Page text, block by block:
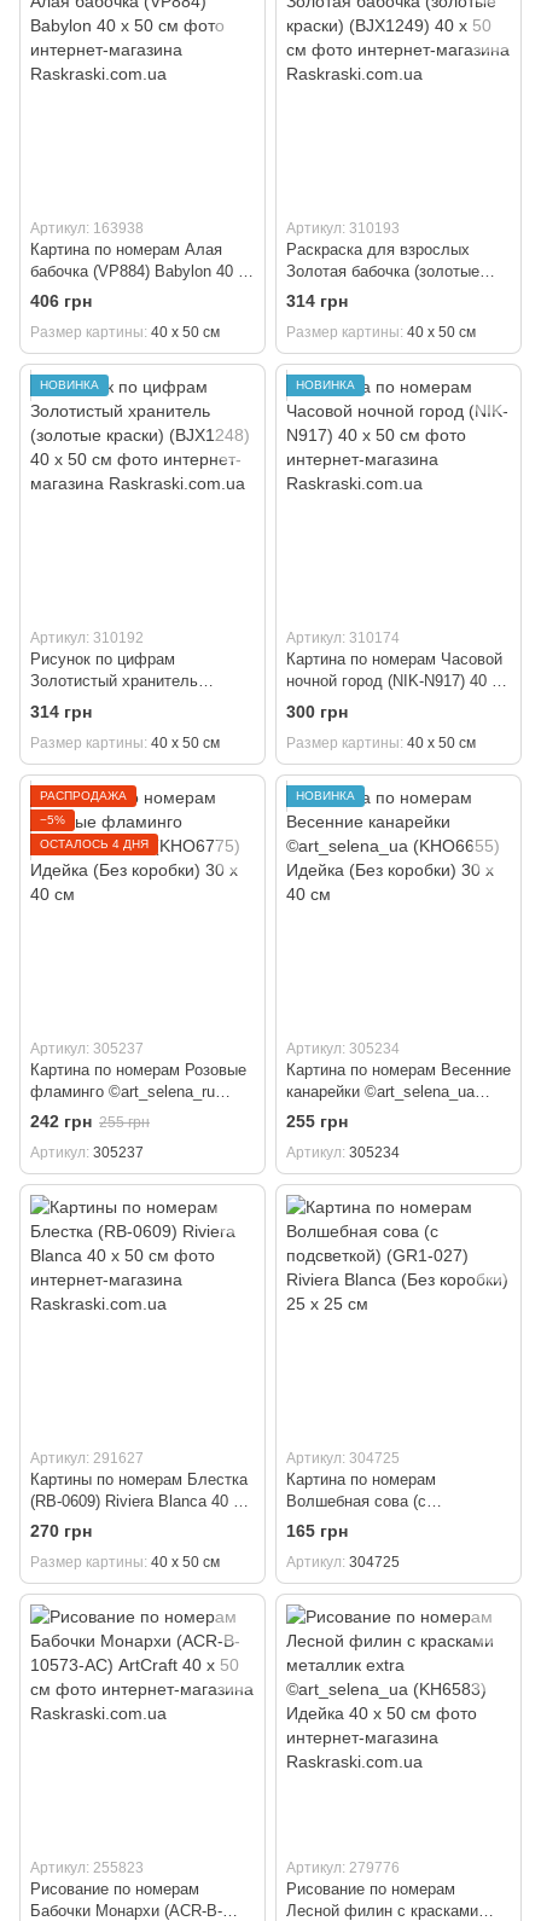
Артикул: 163938
Картина по номерам Алая
бабочка (VP884) Babylon 40 х
50 см
406 грн
Размер картины 40 х 50 см
Артикул: 310193
Раскраска для взрослых
Золотая бабочка (золотые
краски) (BJX1249) 40 х 50 см
314 грн
Размер картины 40 х 50 см
НОВИНКА
Артикул: 310192
Рисунок по цифрам
Золотистый хранитель
(золотые краски) (BJX1248) 40
х 50 см
314 грн
Размер картины 40 х 50 см
НОВИНКА
Артикул: 310174
Картина по номерам Часовой
ночной город (NIK-N917) 40 х
50 см
300 грн
Размер картины 40 х 50 см
РАСПРОДАЖА
−5%
ОСТАЛОСЬ 4 ДНЯ
Артикул: 305237
Картина по номерам Розовые
фламинго ©art_selena_ru
(KHO6775) Идейка (Без
коробки) 30 х 40 см
242 грн 255 грн
Артикул 305237
НОВИНКА
Артикул: 305234
Картина по номерам Весенние
канарейки ©art_selena_ua
(KHO6655) Идейка (Без
коробки) 30 х 40 см
255 грн
Артикул 305234
Артикул: 291627
Картины по номерам Блестка
(RB-0609) Riviera Blanca 40 х
50 см
270 грн
Размер картины 40 х 50 см
Артикул: 304725
Картина по номерам
Волшебная сова (с
подсветкой) (GR1-027) Riviera
Blanca (Без коробки) 25 х 25
см
165 грн
Артикул 304725
Артикул: 255823
Рисование по номерам
Бабочки Монархи (ACR-B-
Артикул: 279776
Рисование по номерам
Лесной филин с красками